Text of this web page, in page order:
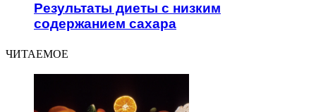
Результаты диеты с низким
содержанием сахара
ЧИТАЕМОЕ